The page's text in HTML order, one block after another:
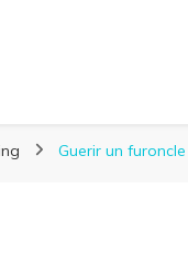
Guerir un